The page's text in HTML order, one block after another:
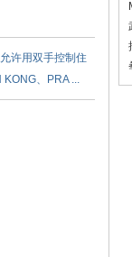
许用双手控制住
、PRA ...